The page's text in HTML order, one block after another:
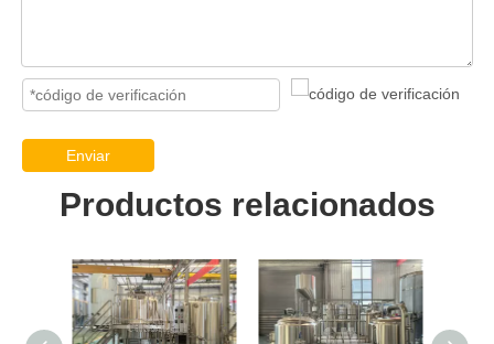
Enviar
Productos relacionados